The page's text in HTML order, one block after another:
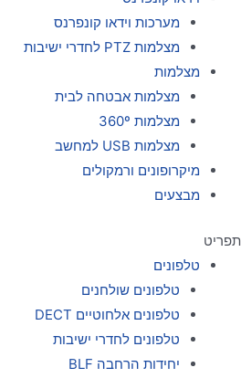
מערכות וידאו קונפרנס
מצלמות PTZ לחדרי ישיבות
מצלמות
מצלמות אבטחה לבית
מצלמות 360º
מצלמות USB למחשב
מיקרופונים ורמקולים
מבצעים
תפריט
טלפונים
טלפונים שולחנים
טלפונים אלחוטיים DECT
טלפונים לחדרי ישיבות
יחידות הרחבה BLF